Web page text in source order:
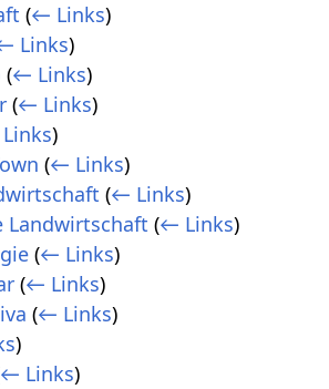
(← Links)
Links)
(← Links)
(← Links)
)
(← Links)
(← Links)
Landwirtschaft (← Links)
(← Links)
(← Links)
(← Links)
)
← Links)